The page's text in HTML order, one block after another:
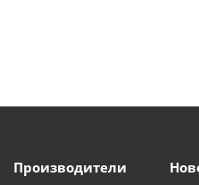
Производители